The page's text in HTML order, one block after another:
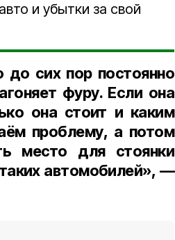
и убытки за свой
сих пор постоянно
фуру. Если она
она стоит и каким
проблему, а потом
место для стоянки
автомобилей», —